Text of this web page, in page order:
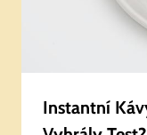
Instantní